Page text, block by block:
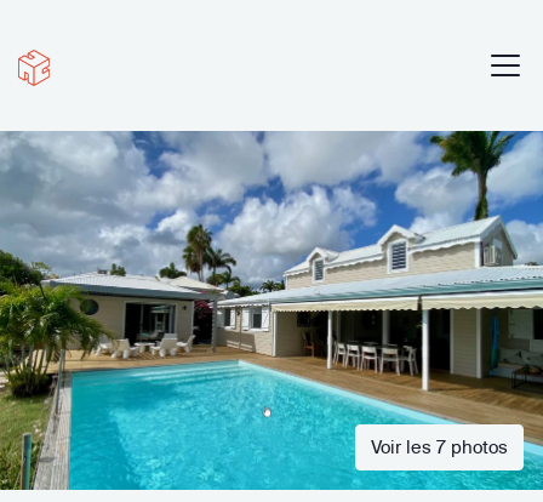
Voir les 7 photos